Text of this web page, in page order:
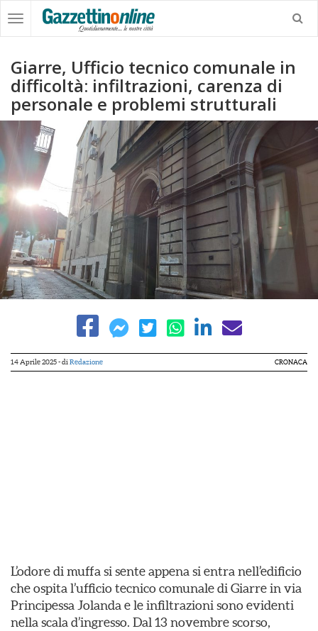
Giarre, Ufficio tecnico comunale in
difficoltà: infiltrazioni, carenza di
personale e problemi strutturali
14 Aprile 2025- di Redazione CRONACA
L’odore di muffa si sente appena si entra nell’edificio
che ospita l’ufficio tecnico comunale di Giarre in via
Principessa Jolanda e le infiltrazioni sono evidenti
nella scala d’ingresso. Dal 13 novembre scorso,